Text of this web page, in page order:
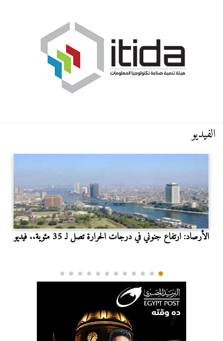
الفيديو
الأرصاد: ارتفاع جنوني في درجات الحرارة تصل لـ 35 مئوية.. فيديو